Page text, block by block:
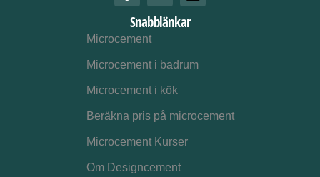
Snabblänkar
Microcement
Microcement i badrum
Microcement i kök
Beräkna pris på microcement
Microcement Kurser
Om Designcement